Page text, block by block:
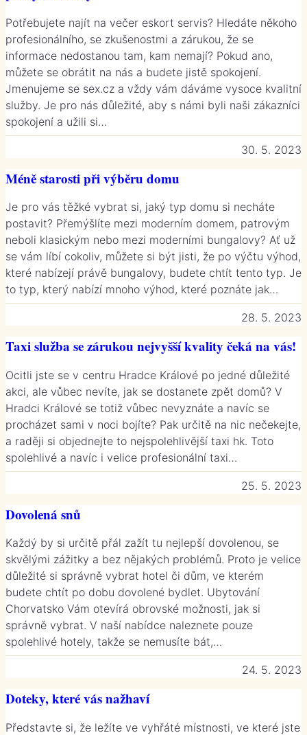
Potřebujete najít na večer eskort servis? Hledáte někoho
profesionálního, se zkušenostmi a zárukou, že se
informace nedostanou tam, kam nemají? Pokud ano,
můžete se obrátit na nás a budete jistě spokojení.
Jmenujeme se sex.cz a vždy vám dáváme vysoce kvalitní
služby. Je pro nás důležité, aby s námi byli naši zákazníci
spokojení a užili si…
30. 5. 2023
Méně starosti při výběru domu
Je pro vás těžké vybrat si, jaký typ domu si necháte
postavit? Přemýšlíte mezi moderním domem, patrovým
neboli klasickým nebo mezi moderními bungalovy? Ať už
se vám líbí cokoliv, můžete si být jisti, že po výčtu výhod,
které nabízejí právě bungalovy, budete chtít tento typ. Je
to typ, který nabízí mnoho výhod, které poznáte jak…
28. 5. 2023
Taxi služba se zárukou nejvyšší kvality čeká na vás!
Ocitli jste se v centru Hradce Králové po jedné důležité
akci, ale vůbec nevíte, jak se dostanete zpět domů? V
Hradci Králové se totiž vůbec nevyznáte a navíc se
procházet sami v noci bojíte? Pak určitě na nic nečekejte,
a raději si objednejte to nejspolehlivější taxi hk. Toto
spolehlivé a navíc i velice profesionální taxi…
25. 5. 2023
Dovolená snů
Každý by si určitě přál zažít tu nejlepší dovolenou, se
skvělými zážitky a bez nějakých problémů. Proto je velice
důležité si správně vybrat hotel či dům, ve kterém
budete chtít po dobu dovolené bydlet. Ubytování
Chorvatsko Vám otevírá obrovské možnosti, jak si
správně vybrat. V naší nabídce naleznete pouze
spolehlivé hotely, takže se nemusíte bát,…
24. 5. 2023
Doteky, které vás nažhaví
Představte si, že ležíte ve vyhřáté místnosti, ve které jste